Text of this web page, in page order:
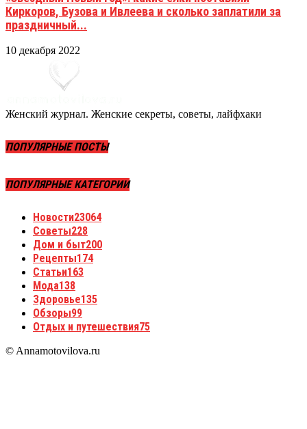
Киркоров, Бузова и Ивлеева и сколько заплатили за
праздничный...
10 декабря 2022
Женский журнал. Женские секреты, советы, лайфхаки
ПОПУЛЯРНЫЕ ПОСТЫ
ПОПУЛЯРНЫЕ КАТЕГОРИИ
Новости23064
Советы228
Дом и быт200
Рецепты174
Статьи163
Мода138
Здоровье135
Обзоры99
Отдых и путешествия75
© Annamotovilova.ru